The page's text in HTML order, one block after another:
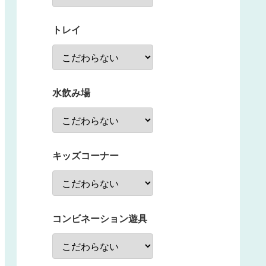
トレイ
水飲み場
キッズコーナー
コンビネーション遊具